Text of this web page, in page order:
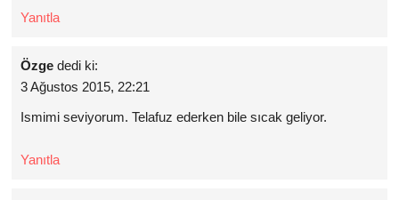
Yanıtla
Özge dedi ki:
3 Ağustos 2015, 22:21
Ismimi seviyorum. Telafuz ederken bile sıcak geliyor.
Yanıtla